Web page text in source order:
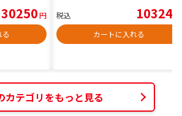
30250円
税込 10324
カートに入れる
カテゴリをもっと見る